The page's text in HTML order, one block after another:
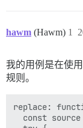
hawm (Hawm) 1
我的用例是在使用
规则。
replace:
const